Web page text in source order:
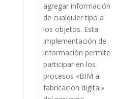
agregar información
de cualquier tipo a
los objetos. Esta
implementación de
información permite
participar en los
procesos «BIM a
fabricación digital»